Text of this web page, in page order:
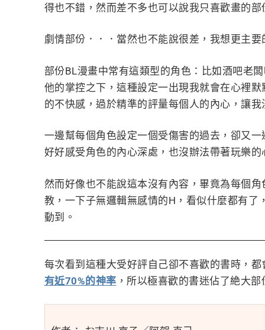
得也不錯，然而差不多也可以說我只喜歡畫的部
劇情部份．．．當然也不能說很差，我想更主
部份BL漫畫中常有這類型的角色：比如酒吧老
他的掌控之下，這種設定一出現我就會在心裡
的不快感，過於精準的評量每個人的內心，讓
一邊幫每個角色設定一個受傷害的過去，卻又
好好感受角色的內心深處，也沒辦法帶著玩樂
然而好像也不能說這本沒有內容，畢竟為每個
教，一下子無邏輯無感情的H，看似什麼都有
動到。
每次看到這種大受好評自己卻不喜歡的書時，
有近70%的神率 ，所以極喜歡的書迷佔了絶大